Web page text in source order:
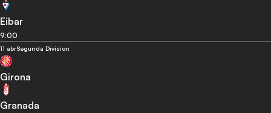
Eibar
9:00
11 abrSegunda Division
Girona
Granada